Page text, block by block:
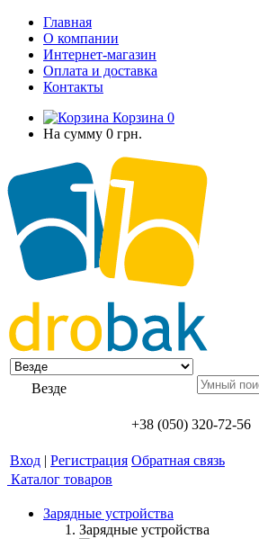
Главная
О компании
Интернет-магазин
Оплата и доставка
Контакты
Корзина 0
На сумму 0 грн.
Везде
+38 (050) 320-72-56
Вход | Регистрация Обратная связь
Каталог товаров
Зарядные устройства
Зарядные устройства